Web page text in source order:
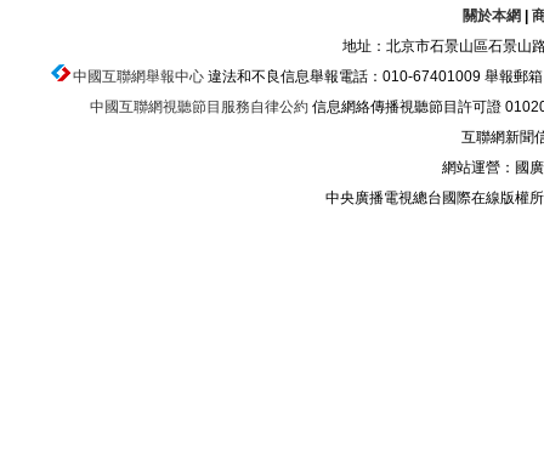
關於本網|
地址：北京市石景山區石景山
中國互聯網舉報中心違法和不良信息舉報電話：010-67401009 舉報郵
中國互聯網視聽節目服務自律公約信息網絡傳播視聽節目許可證
互聯網新聞
網站運營：國
中央廣播電視總台國際在線版權